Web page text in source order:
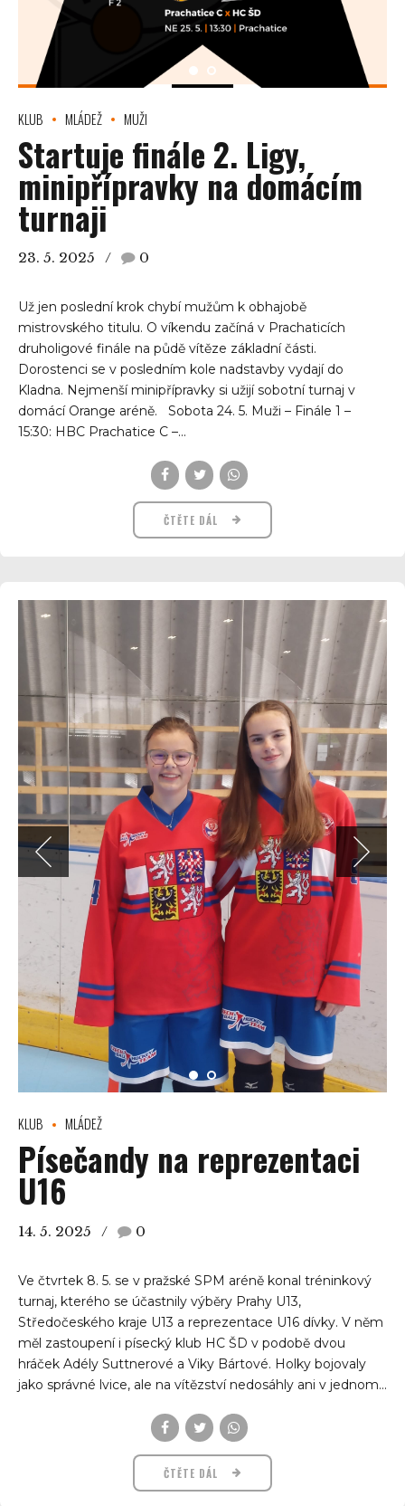
KLUB MLÁDEŽ MUŽI
Startuje finále 2. Ligy,
minipřípravky na domácím
turnaji
23. 5. 2025 0
Už jen poslední krok chybí mužům k obhajobě
mistrovského titulu. O víkendu začíná v Prachaticích
druholigové finále na půdě vítěze základní části.
Dorostenci se v posledním kole nadstavby vydají do
Kladna. Nejmenší minipřípravky si užijí sobotní turnaj v
domácí Orange aréně. Sobota 24. 5. Muži – Finále 1 –
15:30: HBC Prachatice C –...
ČTĚTE DÁL
KLUB MLÁDEŽ
Písečandy na reprezentaci
U16
14. 5. 2025 0
Ve čtvrtek 8. 5. se v pražské SPM aréně konal tréninkový
turnaj, kterého se účastnily výběry Prahy U13,
Středočeského kraje U13 a reprezentace U16 dívky. V něm
měl zastoupení i písecký klub HC ŠD v podobě dvou
hráček Adély Suttnerové a Viky Bártové. Holky bojovaly
jako správné lvice, ale na vítězství nedosáhly ani v jednom...
ČTĚTE DÁL